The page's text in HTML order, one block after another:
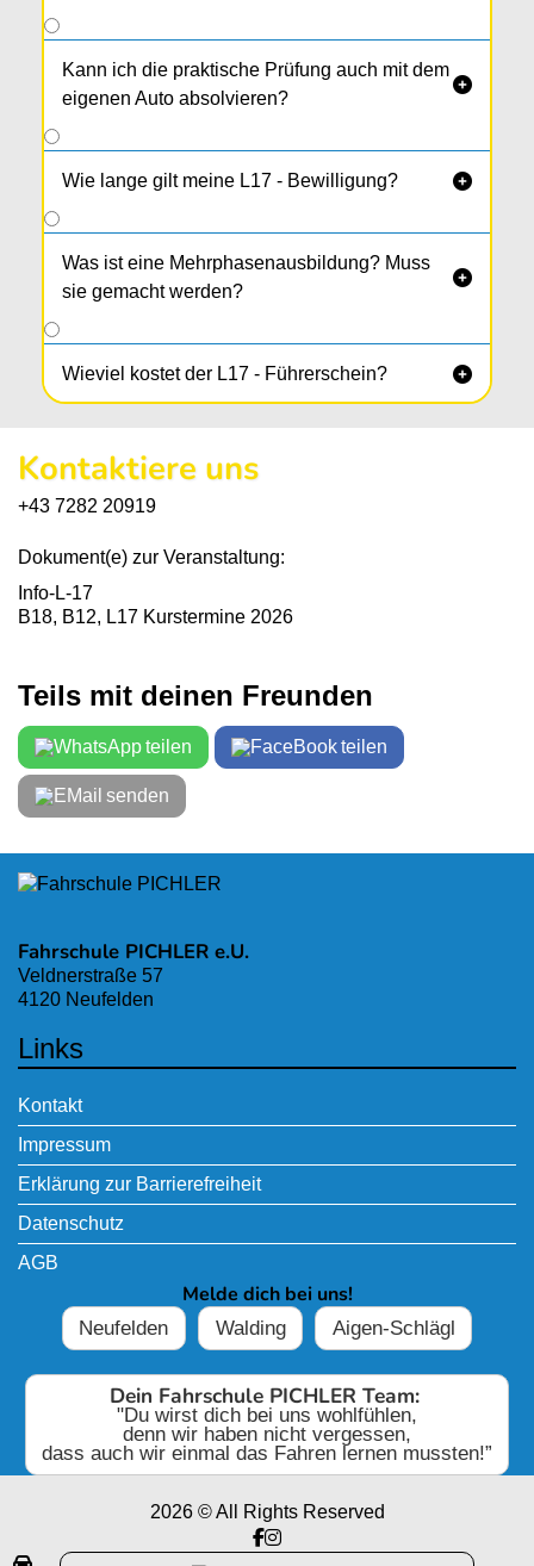
Kann ich die praktische Prüfung auch mit dem
eigenen Auto absolvieren?

Wie lange gilt meine L17 - Bewilligung? 
Was ist eine Mehrphasenausbildung? Muss
sie gemacht werden?

Wieviel kostet der L17 - Führerschein? 
Kontaktiere uns
+43 7282 20919
Dokument(e) zur Veranstaltung:
Info-L-17
B18, B12, L17 Kurstermine 2026
Teils mit deinen Freunden
teilen teilen
senden
Fahrschule PICHLER e.U.
Veldnerstraße 57
4120 Neufelden
Links
Kontakt
Impressum
Erklärung zur Barrierefreiheit
Datenschutz
AGB
Melde dich bei uns!
Neufelden Walding Aigen-Schlägl
Dein Fahrschule PICHLER Team:
"Du wirst dich bei uns wohlfühlen,
denn wir haben nicht vergessen,
dass auch wir einmal das Fahren lernen mussten!”
2026 © All Rights Reserved